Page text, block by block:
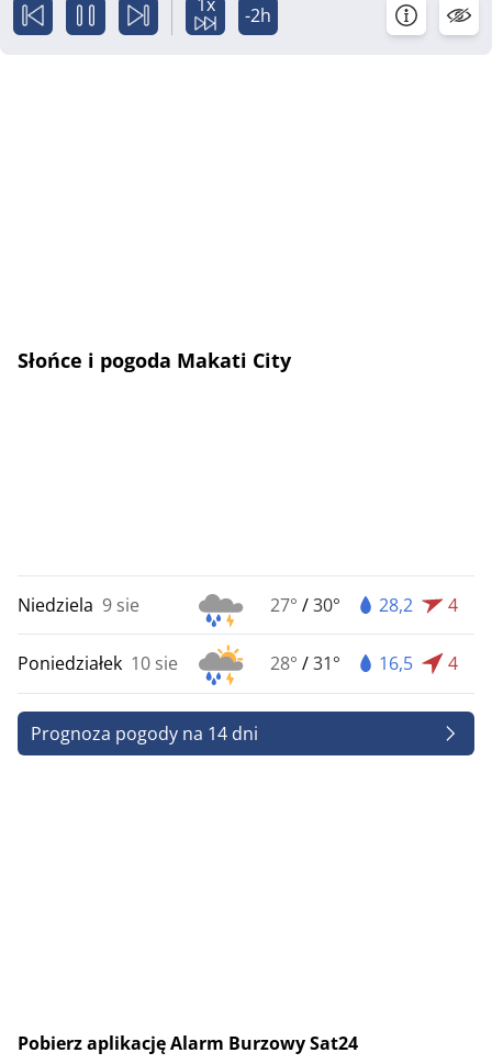
-2h
Słońce i pogoda Makati City
Niedziela 9 sie 27° /30° 28,2 4
Poniedziałek 10 sie 28° /31° 16,5 4
Prognoza pogody na 14 dni
Pobierz aplikację Alarm Burzowy Sat24